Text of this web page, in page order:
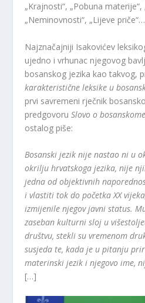
„Krajnosti“, „Pobuna materije“,
„Neminovnosti“, „Lijeve priče“…
Najznačajniji Isakovićev
ujedno i vrhunac njegovog
bosanskog jezika kao takvog,
karakteristične leksike u
prvi savremeni rječnik
predgovoruSlovo o
ostalog piše:
Bosanski jezik nije nastao ni u
okrilju hrvatskoga jezika, nije
jedna od objektivnih
i vlastiti tok do početka XX
izmijenile njegov javni status.
zaseban kulturni sloj u
društvu, stekli su vremenom
susjeda te, kada je u pitanju
materinski jezik i njegovo ime,
[…]